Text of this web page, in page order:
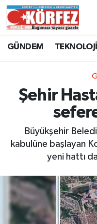
GÜNDEM TEKNOLOJİ
Şehir
Büyükşehir
kabulüne başlayan
yeni hattı
Trafik Durumu
Süper Lig Puan
Tüm Manşetler
Son Dakika
Haber Arşivi